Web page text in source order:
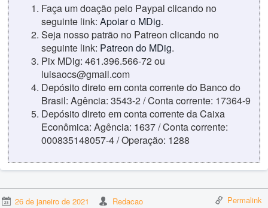
Faça um doação pelo Paypal clicando no
seguinte link: Apoiar o MDig.
Seja nosso patrão no Patreon clicando no
seguinte link: Patreon do MDig.
Pix MDig: 461.396.566-72 ou
luisaocs@gmail.com
Depósito direto em conta corrente do Banco do
Brasil: Agência: 3543-2 / Conta corrente: 17364-9
Depósito direto em conta corrente da Caixa
Econômica: Agência: 1637 / Conta corrente:
000835148057-4 / Operação: 1288
26 de janeiro de 2021 Redacao Permalink